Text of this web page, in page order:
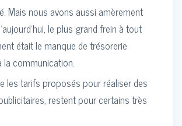
Mais nous avons aussi amèrement
le plus grand frein à tout
était le manque de trésorerie
la communication.
les tarifs proposés pour réaliser des
restent pour certains très